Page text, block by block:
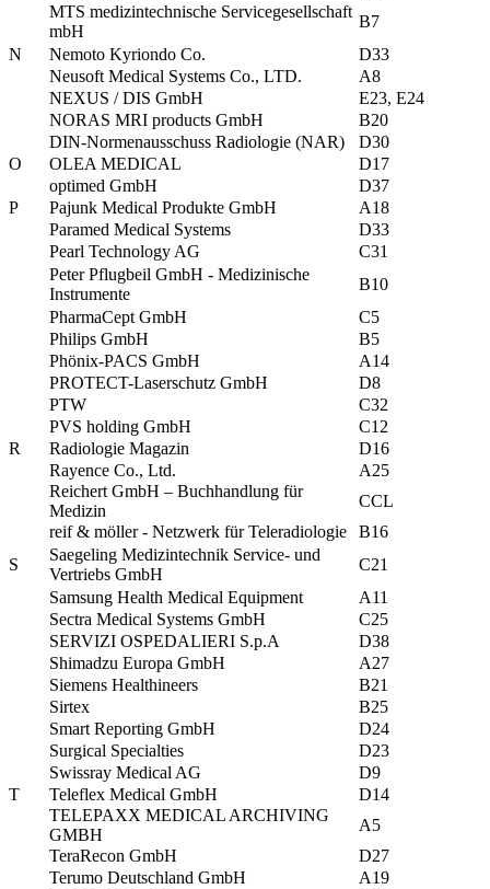
MTS medizintechnische Servicegesellschaft
mbH
B7
N
Nemoto Kyriondo Co.
D33
Neusoft Medical Systems Co., LTD.
A8
NEXUS / DIS GmbH
E23, E24
NORAS MRI products GmbH
B20
DIN-Normenausschuss Radiologie (NAR)
D30
O
OLEA MEDICAL
D17
optimed GmbH
D37
P
Pajunk Medical Produkte GmbH
A18
Paramed Medical Systems
D33
Pearl Technology AG
C31
Peter Pflugbeil GmbH - Medizinische
Instrumente
B10
PharmaCept GmbH
C5
Philips GmbH
B5
Phönix-PACS GmbH
A14
PROTECT-Laserschutz GmbH
D8
PTW
C32
PVS holding GmbH
C12
R
Radiologie Magazin
D16
Rayence Co., Ltd.
A25
Reichert GmbH – Buchhandlung für
Medizin
CCL
reif & möller - Netzwerk für Teleradiologie
B16
S
Saegeling Medizintechnik Service- und
Vertriebs GmbH
C21
Samsung Health Medical Equipment
A11
Sectra Medical Systems GmbH
C25
SERVIZI OSPEDALIERI S.p.A
D38
Shimadzu Europa GmbH
A27
Siemens Healthineers
B21
Sirtex
B25
Smart Reporting GmbH
D24
Surgical Specialties
D23
Swissray Medical AG
D9
T
Teleflex Medical GmbH
D14
TELEPAXX MEDICAL ARCHIVING
GMBH
A5
TeraRecon GmbH
D27
Terumo Deutschland GmbH
A19